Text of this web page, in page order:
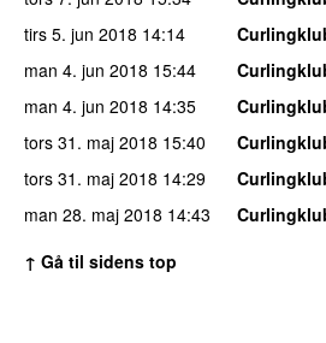
tirs 5. jun 2018 14:14
man 4. jun 2018 15:44
man 4. jun 2018 14:35
tors 31. maj 2018 15:40
tors 31. maj 2018 14:29
man 28. maj 2018 14:43
↑ Gå til sidens top